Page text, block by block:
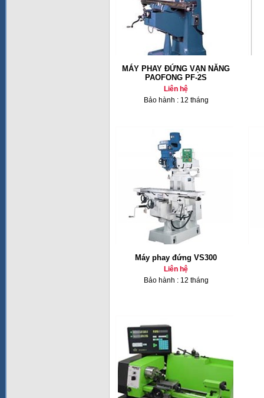
MÁY PHAY ĐỨNG VẠN NĂNG
PAOFONG PF-2S
Liên hệ
Bảo hành : 12 tháng
Máy phay đứng VS300
Liên hệ
Bảo hành : 12 tháng